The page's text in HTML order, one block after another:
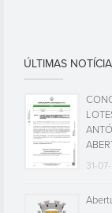
ÚLTIMAS
31-